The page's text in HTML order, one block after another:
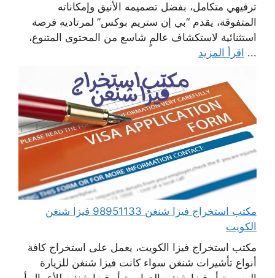
ترفيهي متكامل، بفضل تصميمه الأنيق وإمكاناته
المتفوقة، يقدم “بي إن ستريم بوكس” لمرتاديه فرصة
استثنائية لاستكشاف عالمٍ شاسع من المحتوى المتنوع،
... اقرأ المزيد
مكتب استخراج فيزا شنغن 98951133 فيزا شنغن
الكويت
مكتب استخراج فيزا الكويت، يعمل على استخراج كافة
أنواع تأشيرات شنغن سواء كانت فيزا شنغن للزيارة